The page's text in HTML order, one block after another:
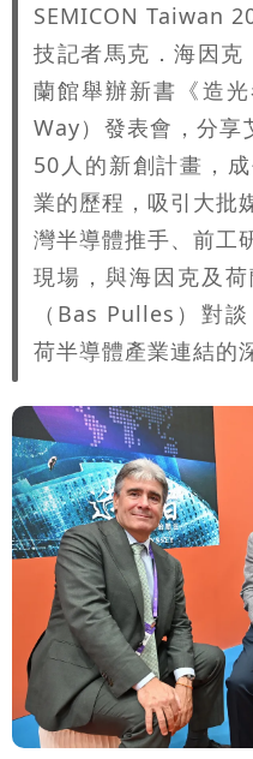
SEMICON Taiwan
技記者馬克．海因
蘭館舉辦新書《造
Way）發表會，分享
50人的新創計畫，
業的歷程，吸引大批
灣半導體推手、前工
現場，與海因克及
（Bas Pulles）對
荷半導體產業連結的